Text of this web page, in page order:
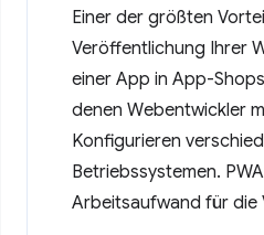
Einer der größten
Veröffentlichung Ihrer
einer App in App-
denen Webentwickler
Konfigurieren
Betriebssystemen.
Arbeitsaufwand für die